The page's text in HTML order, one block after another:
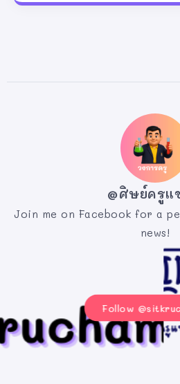
@ศิษย์ครูแ
Join me on Facebook for a
news!
Follow